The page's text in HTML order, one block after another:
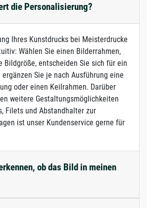
die Personalisierung?
Ihres Kunstdrucks bei Meisterdrucke
Wählen Sie einen Bilderrahmen,
Bildgröße, entscheiden Sie sich für ein
ergänzen Sie je nach Ausführung eine
oder einen Keilrahmen. Darüber
weitere Gestaltungsmöglichkeiten
Filets und Abstandhalter zur
ist unser Kundenservice gerne für
ob das Bild in meinen